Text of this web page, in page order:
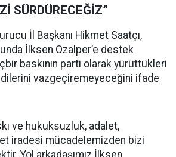
SÜRDÜRECEĞİZ”
İl Başkanı Hikmet Saatçı,
İlksen Özalper’e destek
baskının parti olarak yürüttükleri
vazgeçiremeyeceğini ifade
ve hukuksuzluk, adalet,
iradesi mücadelemizden bizi
Yol arkadaşımız İlksen